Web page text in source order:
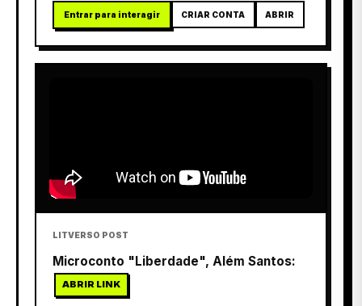
Entrar para interagir CRIAR CONTA ABRIR
LITVERSO POST
Microconto "Liberdade", Além Santos:
ABRIR LINK